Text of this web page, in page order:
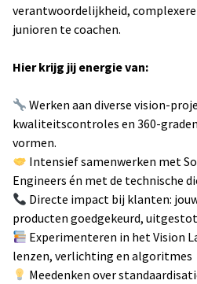
verantwoordelijkheid,
junioren te coachen.
Hier krijg jij energie van:
Werken aan diverse vision-
kwaliteitscontroles en 360-
vormen.
Intensief samenwerken met
Engineers én met de technische
Directe impact bij klanten:
producten goedgekeurd,
Experimenteren in het Vision
lenzen, verlichting en algoritmes
Meedenken over